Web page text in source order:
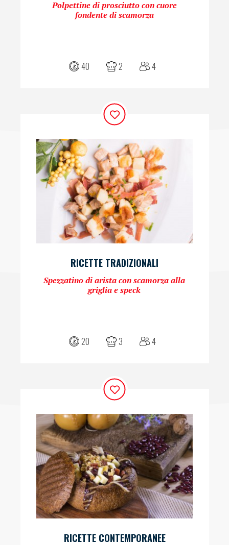
Polpettine di prosciutto con cuore
fondente di scamorza
40 2 4
RICETTE TRADIZIONALI
Spezzatino di arista con scamorza alla
griglia e speck
20 3 4
RICETTE CONTEMPORANEE